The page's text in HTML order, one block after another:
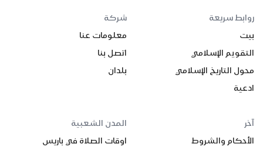
روابط سريعة
بيت
التقويم الإسلامي
محول التاريخ الإسلامي
ادعية
شركة
معلومات عنا
اتصل بنا
بلدان
آخر
الأحكام والشروط
المدن الشعبية
اوقات الصلاة في باريس